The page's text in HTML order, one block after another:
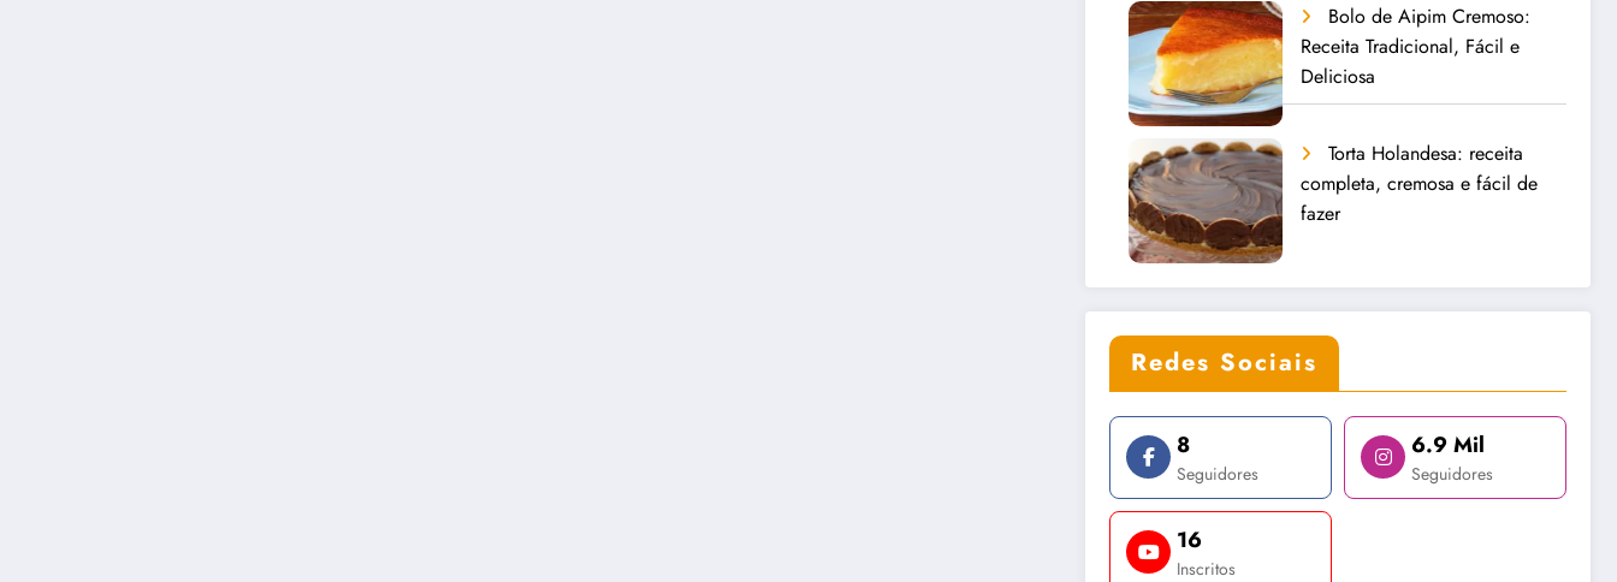
Bolo de Aipim Cremoso:
Receita Tradicional, Fácil e
Deliciosa
Torta Holandesa: receita
completa, cremosa e fácil de
fazer
Redes Sociais
8
Seguidores
6.9 Mil
Seguidores
16
Inscritos